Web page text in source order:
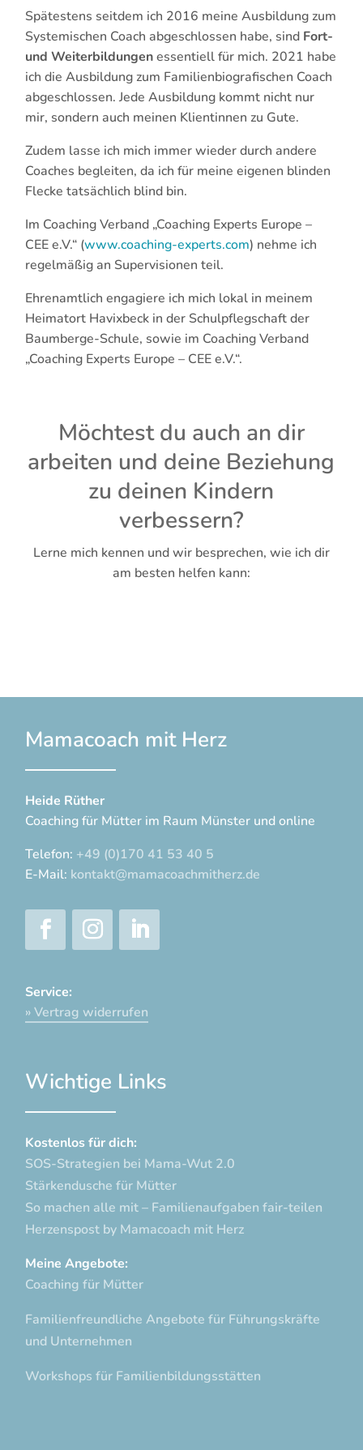
Spätestens seitdem ich 2016 meine Ausbildung zum
Systemischen Coach abgeschlossen habe, sind Fort-
und Weiterbildungenessentiell für mich. 2021 habe
ich die Ausbildung zum Familienbiografischen Coach
abgeschlossen. Jede Ausbildung kommt nicht nur
mir, sondern auch meinen Klientinnen zu Gute.
Zudem lasse ich mich immer wieder durch andere
Coaches begleiten, da ich für meine eigenen blinden
Flecke tatsächlich blind bin.
Im Coaching Verband „Coaching Experts Europe –
CEE e.V.“ (www.coaching-experts.com) nehme ich
regelmäßig an Supervisionen teil.
Ehrenamtlich engagiere ich mich lokal in meinem
Heimatort Havixbeck in der Schulpflegschaft der
Baumberge-Schule, sowie im Coaching Verband
„Coaching Experts Europe – CEE e.V.“.
Möchtest du auch an dir
arbeiten und deine Beziehung
zu deinen Kindern
verbessern?
Lerne mich kennen und wir besprechen, wie ich dir
am besten helfen kann:
Mamacoach mit Herz
Heide Rüther
Coaching für Mütter im Raum Münster und online
Telefon: +49 (0)170 41 53 40 5
E-Mail: kontakt@mamacoachmitherz.de
Service:
» Vertrag widerrufen
Wichtige Links
Kostenlos für dich:
SOS-Strategien bei Mama-Wut 2.0
Stärkendusche für Mütter
So machen alle mit – Familienaufgaben fair-teilen
Herzenspost by Mamacoach mit Herz
Meine Angebote:
Coaching für Mütter
Familienfreundliche Angebote für Führungskräfte
und Unternehmen
Workshops für Familienbildungsstätten